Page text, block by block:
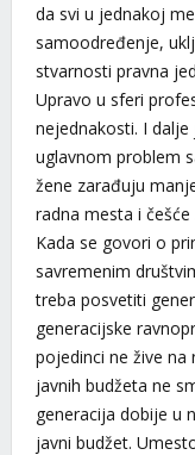
da svi u jednakoj
samoodređenje,
stvarnosti pravna
Upravo u sferi
nejednakosti. I
uglavnom problem
žene zarađuju
radna mesta i
Kada se govori o
savremenim
treba posvetiti
generacijske
pojedinci ne žive na
javnih budžeta ne
generacija dobije u
javni budžet.